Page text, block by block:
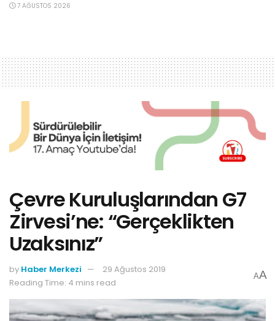
7 AĞUSTOS 2026
Çevre Kuruluşlarından G7
Zirvesi’ne: “Gerçeklikten
Uzaksınız”
by Haber Merkezi
29 Ağustos 2019
Reading Time: 4 mins read
AA